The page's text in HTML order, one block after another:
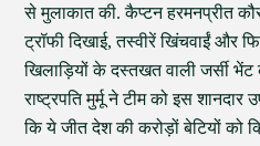
से मुलाकात की. कैप्टन हरमनप्रीत
ट्रॉफी दिखाई, तस्वीरें खिंचवाईं और
खिलाड़ियों के दस्तखत वाली जर्सी भेंट
राष्ट्रपति मुर्मू ने टीम को इस
कि ये जीत देश की करोड़ों बेटियों